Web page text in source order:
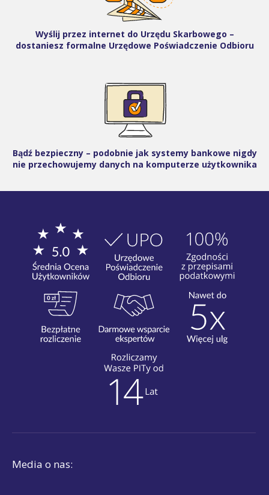
Wyślij przez internet do Urzędu Skarbowego –
dostaniesz formalne Urzędowe Poświadczenie Odbioru
Bądź bezpieczny – podobnie jak systemy bankowe nigdy
nie przechowujemy danych na komputerze użytkownika
Media o nas: